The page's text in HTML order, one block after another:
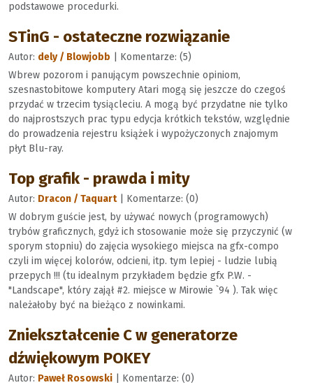
podstawowe procedurki.
STinG - ostateczne rozwiązanie
Autor: dely / Blowjobb | Komentarze: (5)
Wbrew pozorom i panującym powszechnie opiniom,
szesnastobitowe komputery Atari mogą się jeszcze do czegoś
przydać w trzecim tysiącleciu. A mogą być przydatne nie tylko
do najprostszych prac typu edycja krótkich tekstów, względnie
do prowadzenia rejestru książek i wypożyczonych znajomym
płyt Blu-ray.
Top grafik - prawda i mity
Autor: Dracon / Taquart| Komentarze: (0)
W dobrym guście jest, by używać nowych (programowych)
trybów graficznych, gdyż ich stosowanie może się przyczynić (w
sporym stopniu) do zajęcia wysokiego miejsca na gfx-compo
czyli im więcej kolorów, odcieni, itp. tym lepiej - ludzie lubią
przepych !!! (tu idealnym przykładem będzie gfx P.W. -
"Landscape", który zajął #2. miejsce w Mirowie `94 ). Tak więc
należałoby być na bieżąco z nowinkami.
Zniekształcenie C w generatorze
dźwiękowym POKEY
Autor: Paweł Rosowski | Komentarze: (0)